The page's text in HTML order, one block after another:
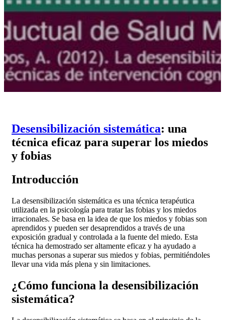
Desensibilización sistemática: una
técnica eficaz para superar los miedos
y fobias
Introducción
La desensibilización sistemática es una técnica terapéutica
utilizada en la psicología para tratar las fobias y los miedos
irracionales. Se basa en la idea de que los miedos y fobias son
aprendidos y pueden ser desaprendidos a través de una
exposición gradual y controlada a la fuente del miedo. Esta
técnica ha demostrado ser altamente eficaz y ha ayudado a
muchas personas a superar sus miedos y fobias, permitiéndoles
llevar una vida más plena y sin limitaciones.
¿Cómo funciona la desensibilización
sistemática?